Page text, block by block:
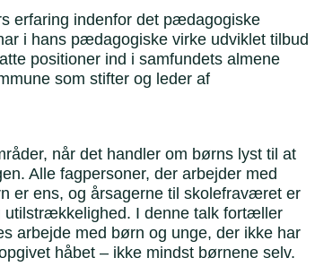
erfaring indenfor det pædagogiske
i hans pædagogiske virke udviklet tilbud
positioner ind i samfundets almene
som stifter og leder af
når det handler om børns lyst til at
Alle fagpersoner, der arbejder med
er ens, og årsagerne til skolefraværet er
utilstrækkelighed. I denne talk fortæller
arbejde med børn og unge, der ikke har
håbet – ikke mindst børnene selv.